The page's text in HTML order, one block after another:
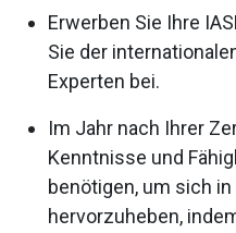
Erwerben Sie Ihre
Sie der
Experten bei.
Im Jahr nach Ihrer
Kenntnisse und
benötigen, um sich
hervorzuheben,